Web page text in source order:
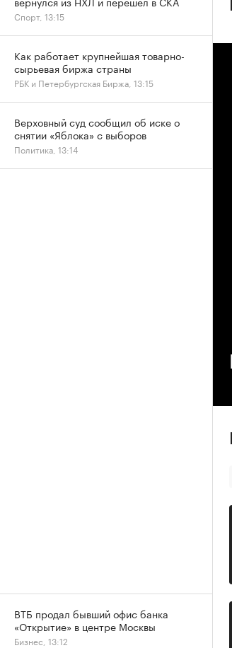
Спорт, 13:15
Как работает крупнейшая товарно-
сырьевая биржа страны
РБК и Петербургская Биржа, 13:15
Верховный суд сообщил об иске о
снятии «Яблока» с выборов
Политика, 13:14
ВТБ продал бывший офис банка
«Открытие» в центре Москвы
Бизнес, 13:12